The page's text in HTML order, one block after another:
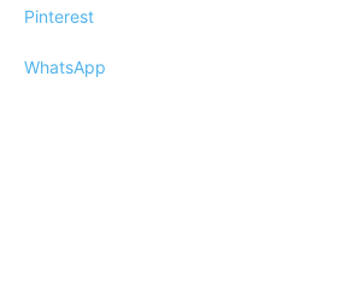
Pinterest
WhatsApp